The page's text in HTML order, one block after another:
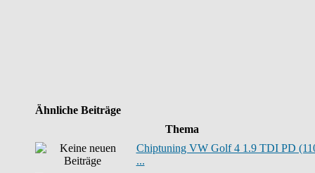
Ähnliche Beiträge
Thema
Chiptuning VW Golf 4 1.9 TDI PD
...